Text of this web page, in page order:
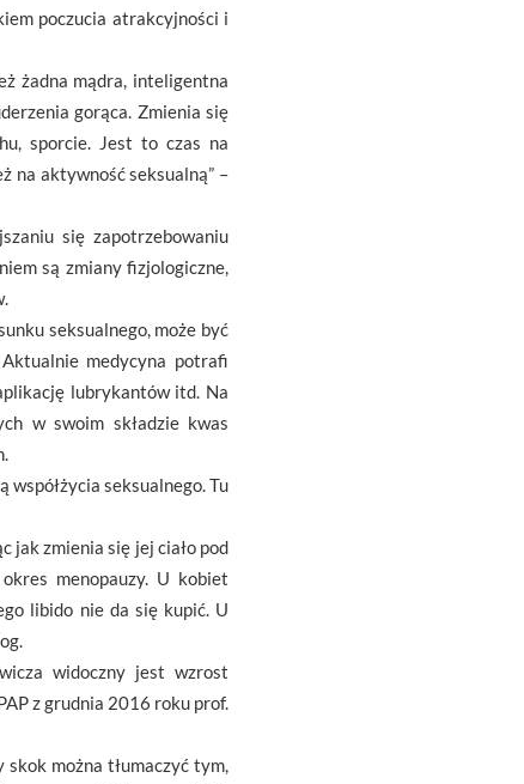
poczucia atrakcyjności i
żadna mądra, inteligentna
gorąca. Zmienia się
sporcie. Jest to czas na
na aktywność seksualną” –
się zapotrzebowaniu
są zmiany fizjologiczne,
seksualnego, może być
medycyna potrafi
lubrykantów itd. Na
w swoim składzie kwas
seksualnego. Tu
jak zmienia się jej ciało pod
menopauzy. U kobiet
libido nie da się kupić. U
widoczny jest wzrost
z grudnia 2016 roku prof.
można tłumaczyć tym,